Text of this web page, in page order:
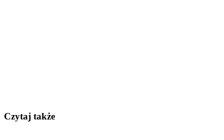
Czytaj także